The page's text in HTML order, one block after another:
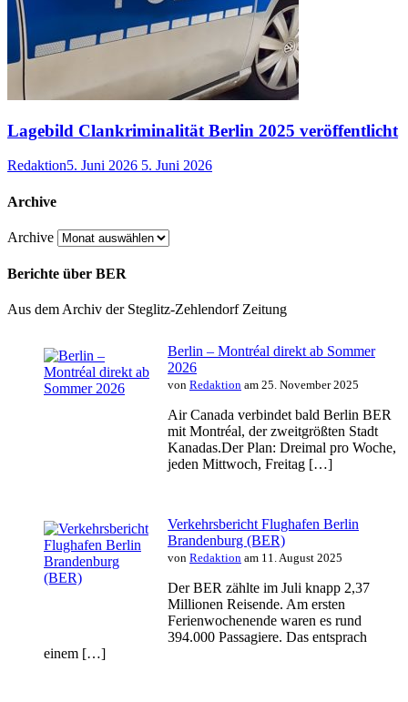
Lagebild Clankriminalität Berlin 2025 veröffentlicht
Redaktion5. Juni 2026 5. Juni 2026
Archive
Archive
Berichte über BER
Aus dem Archiv der Steglitz-Zehlendorf Zeitung
Berlin – Montréal direkt ab Sommer
2026
von Redaktion am 25. November 2025
Air Canada verbindet bald Berlin BER
mit Montréal, der zweitgrößten Stadt
Kanadas.Der Plan: Dreimal pro Woche,
jeden Mittwoch, Freitag […]
Verkehrsbericht Flughafen Berlin
Brandenburg (BER)
von Redaktion am 11. August 2025
Der BER zählte im Juli knapp 2,37
Millionen Reisende. Am ersten
Ferienwochenende waren es rund
394.000 Passagiere. Das entsprach
einem […]